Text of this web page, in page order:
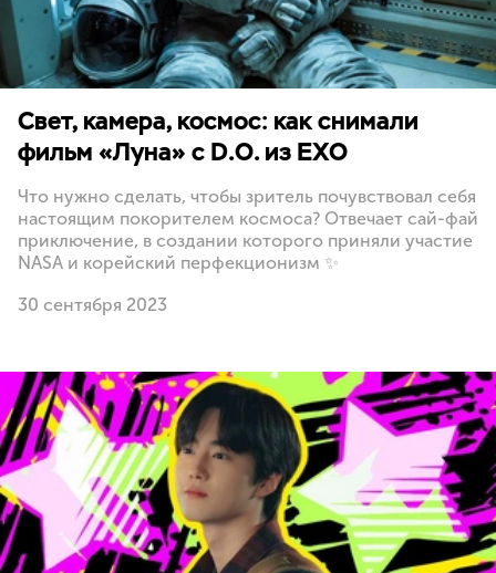
Свет, камера, космос: как снимали
фильм «Луна» с D.O. из EXO
Что нужно сделать, чтобы зритель почувствовал себя
настоящим покорителем космоса? Отвечает сай-фай
приключение, в создании которого приняли участие
NASA и корейский перфекционизм ✨
30 сентября 2023